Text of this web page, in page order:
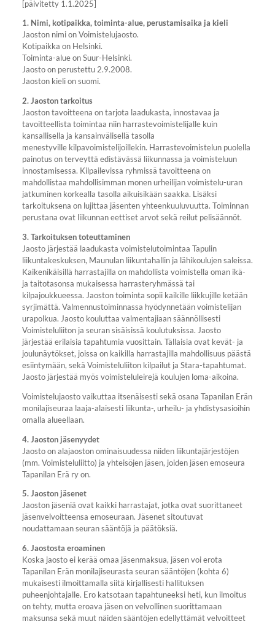
[päivitetty 1.1.2025]
1. Nimi, kotipaikka, toiminta-alue, perustamisaika ja kieli
Jaoston nimi on Voimistelujaosto.
Kotipaikka on Helsinki.
Toiminta-alue on Suur-Helsinki.
Jaosto on perustettu 2.9.2008.
Jaoston kieli on suomi.
2. Jaoston tarkoitus
Jaoston tavoitteena on tarjota laadukasta, innostavaa ja
tavoitteellista toimintaa niin harrastevoimistelijalle kuin
kansallisella ja kansainvälisellä tasolla
menestyville kilpavoimistelijoillekin. Harrastevoimistelun puolella
painotus on terveyttä edistävässä liikunnassa ja voimisteluun
innostamisessa. Kilpailevissa ryhmissä tavoitteena on
mahdollistaa mahdollisimman monen urheilijan voimistelu-uran
jatkuminen korkealla tasolla aikuisikään saakka. Lisäksi
tarkoituksena on lujittaa jäsenten yhteenkuuluvuutta. Toiminnan
perustana ovat liikunnan eettiset arvot sekä reilut pelisäännöt.
3. Tarkoituksen toteuttaminen
Jaosto järjestää laadukasta voimistelutoimintaa Tapulin
liikuntakeskuksen, Maunulan liikuntahallin ja lähikoulujen saleissa.
Kaikenikäisillä harrastajilla on mahdollista voimistella oman ikä-
ja taitotasonsa mukaisessa harrasteryhmässä tai
kilpajoukkueessa. Jaoston toiminta sopii kaikille liikkujille ketään
syrjimättä. Valmennustoiminnassa hyödynnetään voimistelijan
urapolkua. Jaosto kouluttaa valmentajiaan säännöllisesti
Voimisteluliiton ja seuran sisäisissä koulutuksissa. Jaosto
järjestää erilaisia tapahtumia vuosittain. Tällaisia ovat kevät- ja
joulunäytökset, joissa on kaikilla harrastajilla mahdollisuus päästä
esiintymään, sekä Voimisteluliiton kilpailut ja Stara-tapahtumat.
Jaosto järjestää myös voimisteluleirejä koulujen loma-aikoina.
Voimistelujaosto vaikuttaa itsenäisesti sekä osana Tapanilan Erän
monilajiseuraa laaja-alaisesti liikunta-, urheilu- ja yhdistysasioihin
omalla alueellaan.
4. Jaoston jäsenyydet
Jaosto on alajaoston ominaisuudessa niiden liikuntajärjestöjen
(mm. Voimisteluliitto) ja yhteisöjen jäsen, joiden jäsen emoseura
Tapanilan Erä ry on.
5. Jaoston jäsenet
Jaoston jäseniä ovat kaikki harrastajat, jotka ovat suorittaneet
jäsenvelvoitteensa emoseuraan. Jäsenet sitoutuvat
noudattamaan seuran sääntöjä ja päätöksiä.
6. Jaostosta eroaminen
Koska jaosto ei kerää omaa jäsenmaksua, jäsen voi erota
Tapanilan Erän monilajiseurasta seuran sääntöjen (kohta 6)
mukaisesti ilmoittamalla siitä kirjallisesti hallituksen
puheenjohtajalle. Ero katsotaan tapahtuneeksi heti, kun ilmoitus
on tehty, mutta eroava jäsen on velvollinen suorittamaan
maksunsa sekä muut näiden sääntöjen edellyttämät velvoitteet